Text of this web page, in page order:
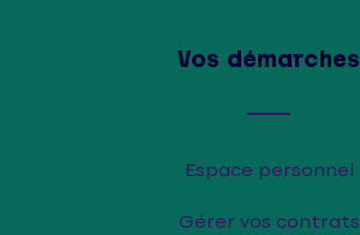
Vos démarches
Espace personnel
Gérer vos contrats